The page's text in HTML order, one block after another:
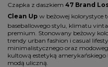
Czapka z daszkiem 47 Brand
Clean Up w beżowej kolorystyce
baseballowego stylu, klimatu
premium. Stonowany beżowy
trendy urban fashion i casual
minimalistycznego oraz
kultową estetyką amerykańskiego
modą uliczną.